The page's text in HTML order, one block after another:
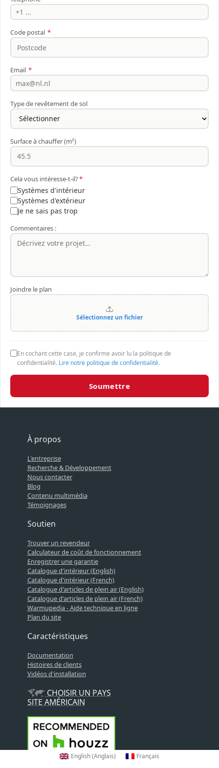
English(Anglais) Français
Code postal *
Email *
Type de revêtement de sol
Surface à chauffer (m²)
Cela vous intéresse-t-il?*
Systèmes d'intérieur
Systèmes d'extérieur
Je ne sais pas trop
Commentaires :
Joindre le plan
Sélectionnez un fichier
En cochant cette case, je confirme avoir lu la politique de
confidentialité. Lire notre politique de confidentialité.
Soumettre
À propos
L'entreprise
Recherche & Développement
Nous contacter
Blog
Contenu multimédia
Témoignages
Soutien
Trouver un revendeur
Calculateur de coût de fonctionnement
Enregistrer une garantie
Catalogue d'intérieur (English)
Catalogue d'intérieur (French)
Catalogue d'articles de plein air (English)
Catalogue d'articles de plein air (French)
Warmupedia - Aide technique en ligne
Plan du site
Caractéristiques
Documentation
Histoires de clients
Vidéos d'installation
CHOISIR UN PAYS
SITE AMÉRICAIN